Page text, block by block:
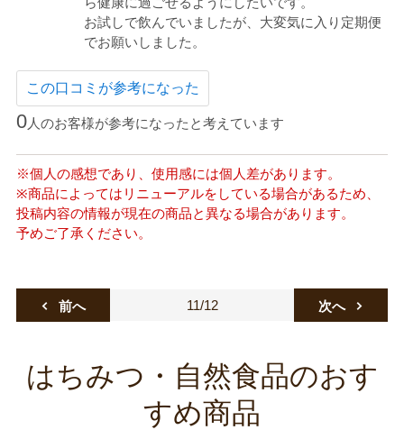
お試しで飲んでいましたが、大変気に入り定期便
でお願いしました。
この口コミが参考になった
0人のお客様が参考になったと考えています
※個人の感想であり、使用感には個人差があります。
※商品によってはリニューアルをしている場合があるため、
投稿内容の情報が現在の商品と異なる場合があります。
予めご了承ください。
11/12
前へ 次へ
はちみつ・自然食品のおす
すめ商品